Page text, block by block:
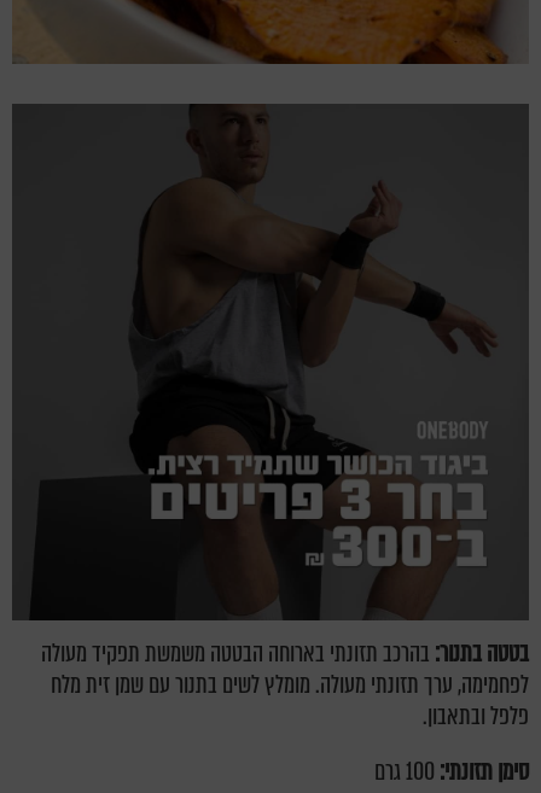
בטטה בתנור: בהרכב תזונתי בארוחה הבטטה משמשת תפקיד מעולה
לפחמימה, ערך תזונתי מעולה. מומלץ לשים בתנור עם שמן זית מלח
פלפל ובתאבון.
סימן תזונתי: 100 גרם